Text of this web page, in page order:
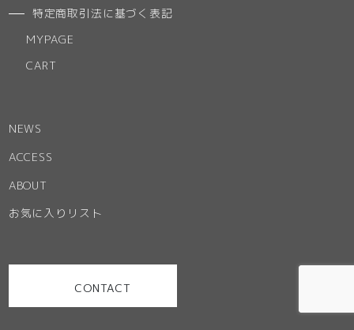
特定商取引法に基づく表記
MYPAGE
CART
NEWS
ACCESS
ABOUT
お気に入りリスト
CONTACT